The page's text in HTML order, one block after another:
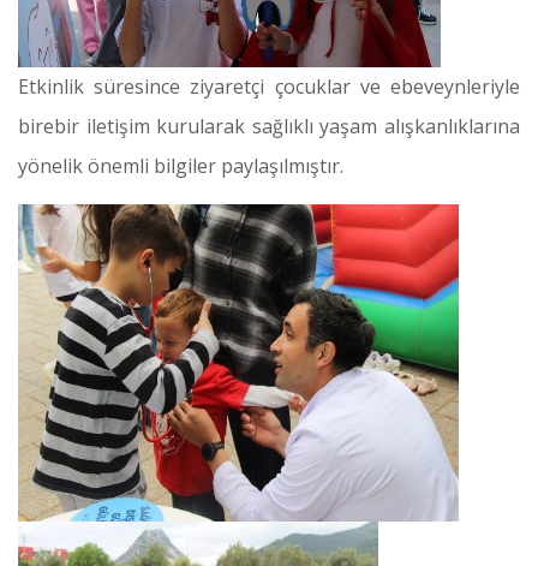
Etkinlik süresince ziyaretçi çocuklar ve ebeveynleriyle
birebir iletişim kurularak sağlıklı yaşam alışkanlıklarına
yönelik önemli bilgiler paylaşılmıştır.